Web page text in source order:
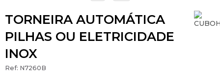
TORNEIRA AUTOMÁTICA
PILHAS OU ELETRICIDADE
INOX
Ref: N7260B